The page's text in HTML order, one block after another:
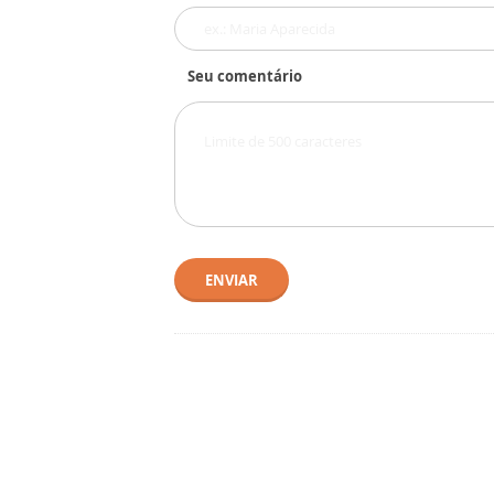
Seu comentário
ENVIAR